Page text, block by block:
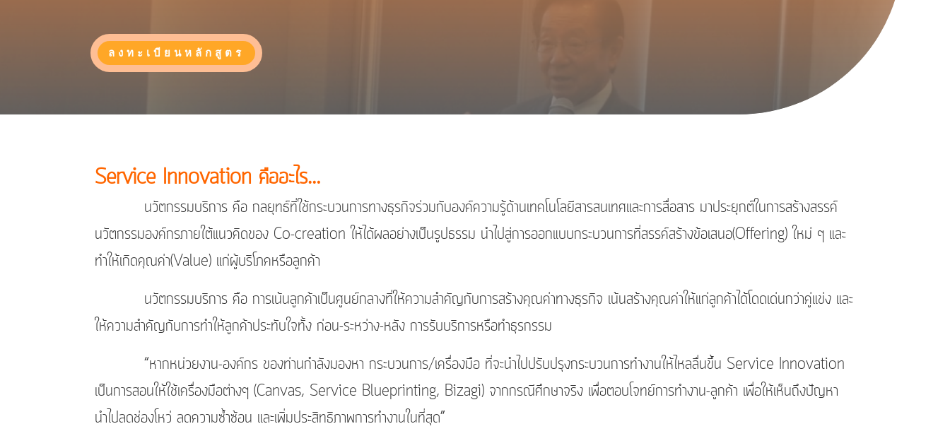
ลงทะเบียนหลักสูตร
Service Innovation คืออะไร…
นวัตกรรมบริการ คือ กลยุทธ์ที่ใช้กระบวนการทางธุรกิจร่วมกับองค์ความรู้ด้านเทคโนโลยีสารสนเทศและการสื่อสาร มาประยุกต์ในการสร้างสรรค์
นวัตกรรมองค์กรภายใต้แนวคิดของ Co-creation ให้ได้ผลอย่างเป็นรูปธรรม นำไปสู่การออกแบบกระบวนการที่สรรค์สร้างข้อเสนอ(Offering) ใหม่ ๆ และ
ทำให้เกิดคุณค่า(Value) แก่ผู้บริโภคหรือลูกค้า
นวัตกรรมบริการ คือ การเน้นลูกค้าเป็นศูนย์กลางที่ให้ความสำคัญกับการสร้างคุณค่าทางธุรกิจ เน้นสร้างคุณค่าให้แก่ลูกค้าได้โดดเด่นกว่าคู่แข่ง และ
ให้ความสำคัญกับการทำให้ลูกค้าประทับใจทั้ง ก่อน-ระหว่าง-หลัง การรับบริการหรือทำธุรกรรม
“หากหน่วยงาน-องค์กร ของท่านกำลังมองหา กระบวนการ/เครื่องมือ ที่จะนำไปปรับปรุงกระบวนการทำงานให้ไหลลื่นขึ้น Service Innovation
เป็นการสอนให้ใช้เครื่องมือต่างๆ (Canvas, Service Blueprinting, Bizagi) จากกรณีศึกษาจริง เพื่อตอบโจทย์การทำงาน-ลูกค้า เพื่อให้เห็นถึงปัญหา
นำไปลดช่องโหว่ ลดความซ้ำซ้อน และเพิ่มประสิทธิภาพการทำงานในที่สุด”